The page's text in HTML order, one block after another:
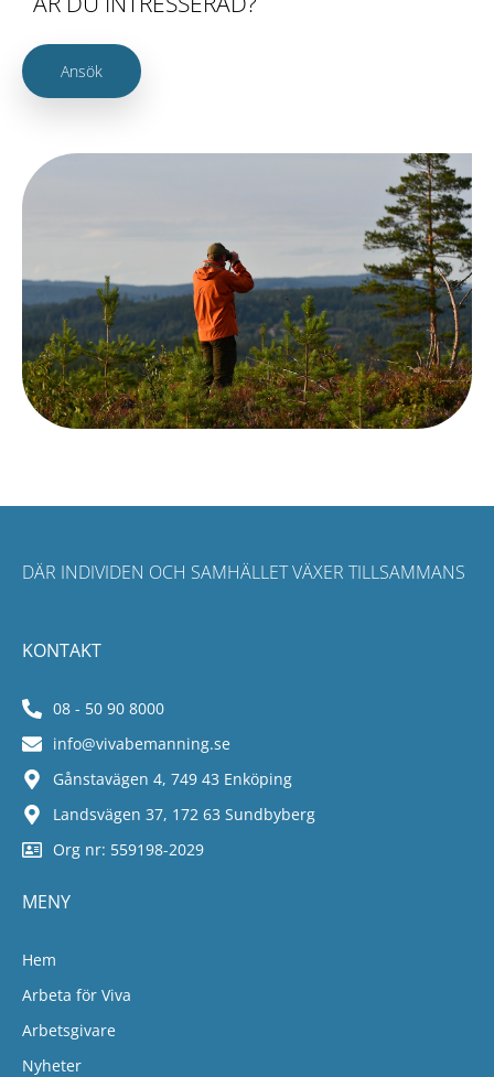
Ansök
DÄR INDIVIDEN OCH SAMHÄLLET VÄXER TILLSAMMANS
KONTAKT
08 - 50 90 8000
info@vivabemanning.se
Gånstavägen 4, 749 43 Enköping
Landsvägen 37, 172 63 Sundbyberg
Org nr: 559198-2029
MENY
Hem
Arbeta för Viva
Arbetsgivare
Nyheter